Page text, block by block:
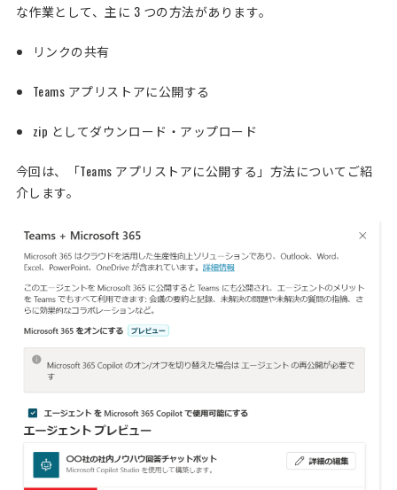
な作業として、主に 3 つの方法があります。
リンクの共有
Teams アプリストアに公開する
zip としてダウンロード・アップロード
今回は、「Teams アプリストアに公開する」方法についてご紹
介します。